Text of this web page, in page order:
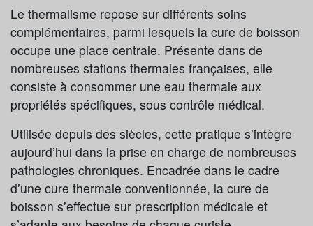
Article publié parLaura Dupuyle 04/06/2026
Cure de boisson
Demander une documentation
Le thermalisme repose sur différents soins
complémentaires, parmi lesquels la cure de boisson
occupe une place centrale. Présente dans de
nombreuses stations thermales françaises, elle
consiste à consommer une eau thermale aux
propriétés spécifiques, sous contrôle médical.
Utilisée depuis des siècles, cette pratique s’intègre
aujourd’hui dans la prise en charge de nombreuses
pathologies chroniques. Encadrée dans le cadre
d’une cure thermale conventionnée, la cure de
boisson s’effectue sur prescription médicale et